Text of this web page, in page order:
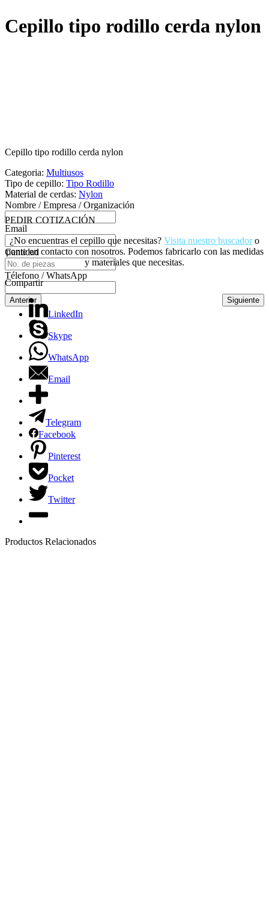
Cepillo tipo rodillo cerda nylon
Cepillo tipo rodillo cerda nylon
Categoria: Multiusos
Tipo de cepillo: Tipo Rodillo
Material de cerdas: Nylon
Nombre / Empresa / Organización
Email
Cantidad
Télefono / WhatsApp
Anterior Siguiente
PEDIR COTIZACIÓN
¿No encuentras el cepillo que necesitas? Visita nuestro buscadoro
ponte en contacto con nosotros. Podemos fabricarlo con las medidas
y materiales que necesitas.
Compartir
LinkedIn
Skype
WhatsApp
Email
Telegram
Facebook
Pinterest
Pocket
Twitter
Productos Relacionados